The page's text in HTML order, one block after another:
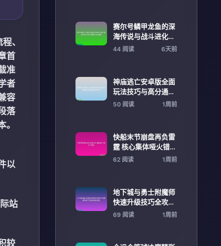
、
首
准
者
容
落
以
站
较
赛尔号鳞甲龙鱼的深
海传说与战斗进化揭
秘探索之旅全景解析
44 阅读 6天前
神庙逃亡安卓版全面
玩法技巧与高分通关
攻略解析进阶指南秘
50 阅读 1周前
快船末节崩盘再负雷
霆 核心集体哑火错失
关键战
62 阅读 1周前
地下城与勇士附魔师
快速升级技巧全攻略
解析新手到满级进阶
69 阅读 1周前